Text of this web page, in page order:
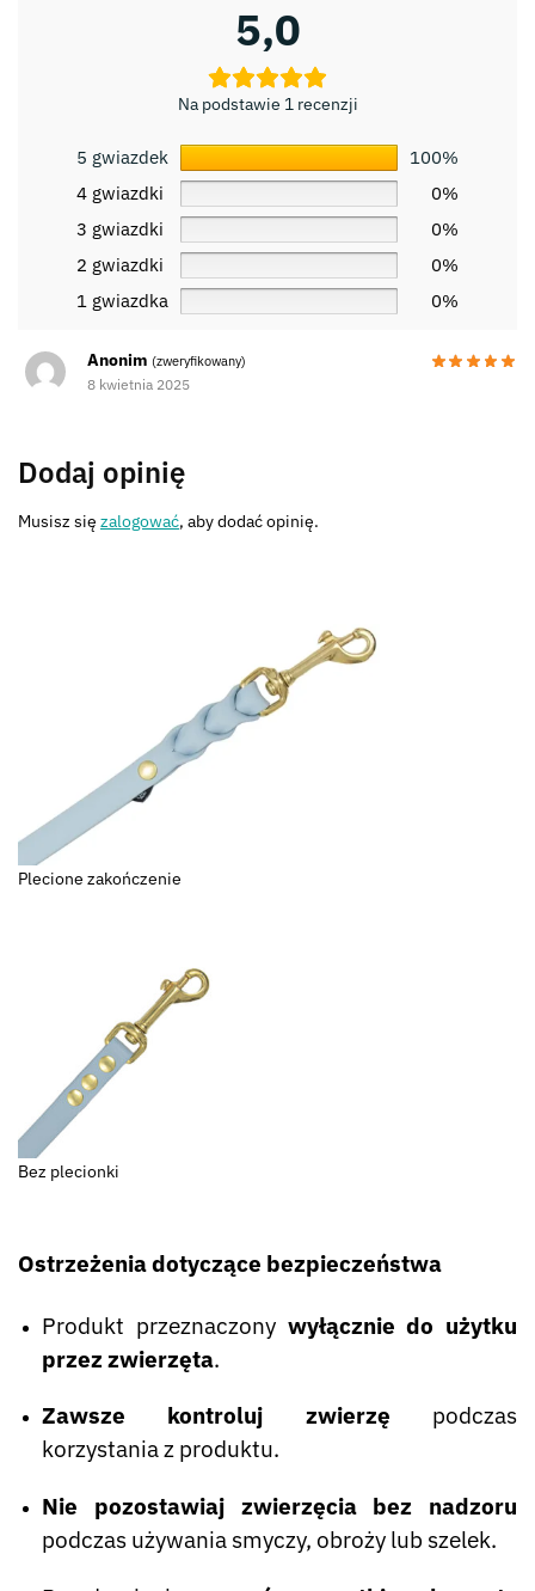
5,0
Na podstawie 1 recenzji
5 gwiazdek
100%
4 gwiazdki
0%
3 gwiazdki
0%
2 gwiazdki
0%
1 gwiazdka
0%
Anonim (zweryfikowany)
8 kwietnia 2025
Dodaj opinię
Musisz się zalogować, aby dodać opinię.
Plecione zakończenie
Bez plecionki
Ostrzeżenia dotyczące bezpieczeństwa
Produkt przeznaczony wyłącznie do użytku
przez zwierzęta.
Zawsze kontroluj zwierzę podczas
korzystania z produktu.
Nie pozostawiaj zwierzęcia bez nadzoru
podczas używania smyczy, obroży lub szelek.